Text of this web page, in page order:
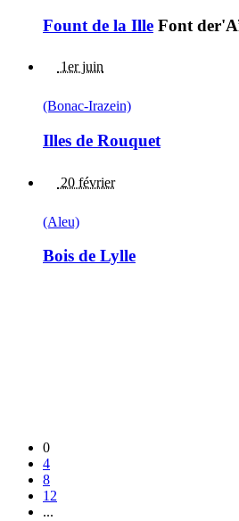
Fount de la Ille Font
1er juin
(Bonac-Irazein)
Illes de Rouquet
20 février
(Aleu)
Bois de Lylle
0
4
8
12
...